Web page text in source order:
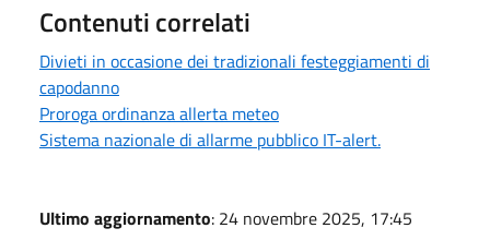
Contenuti correlati
Divieti in occasione dei tradizionali festeggiamenti di
capodanno
Proroga ordinanza allerta meteo
Sistema nazionale di allarme pubblico IT-alert.
Ultimo aggiornamento: 24 novembre 2025, 17:45